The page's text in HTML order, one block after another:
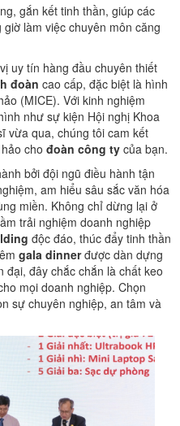
gắn kết tinh thần, giúp các
làm việc chuyên môn căng
uy tín hàng đầu chuyên thiết
đoàn cao cấp, đặc biệt là hình
(MICE). Với kinh nghiệm
như sự kiện Hội nghị Khoa
vừa qua, chúng tôi cam kết
cho đoàn công ty của bạn.
bởi đội ngũ điều hành tận
am hiểu sâu sắc văn hóa
miền. Không chỉ dừng lại ở
trải nghiệm doanh nghiệp
độc đáo, thúc đẩy tinh thần
gala dinnerđược dàn dựng
đại, đây chắc chắn là chất keo
mọi doanh nghiệp. Chọn
sự chuyên nghiệp, an tâm và